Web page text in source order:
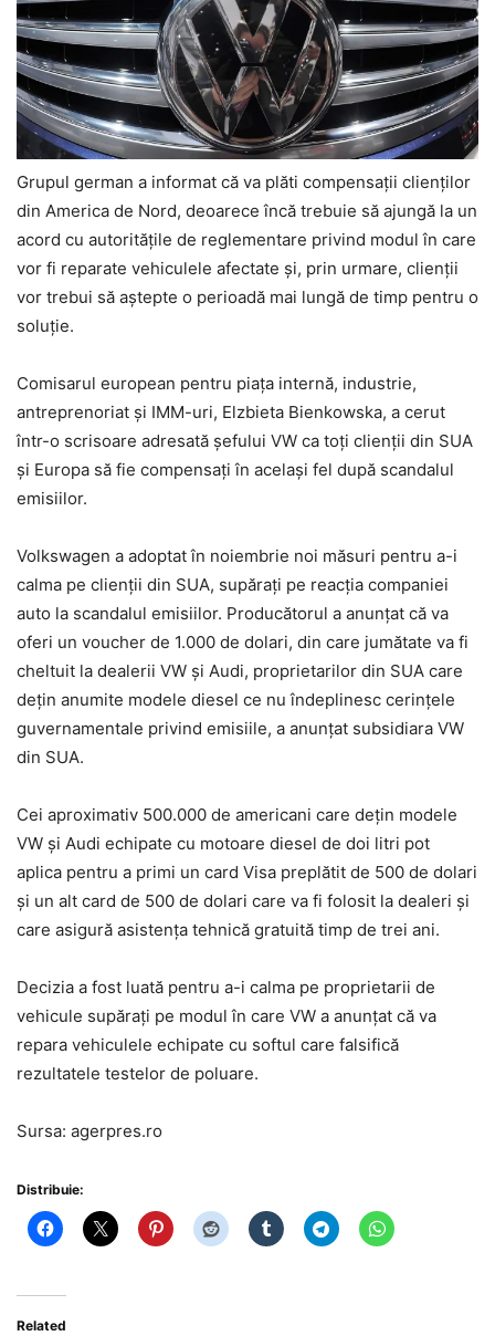
Grupul german a informat că va plăti compensații clienților
din America de Nord, deoarece încă trebuie să ajungă la un
acord cu autoritățile de reglementare privind modul în care
vor fi reparate vehiculele afectate și, prin urmare, clienții
vor trebui să aștepte o perioadă mai lungă de timp pentru o
soluție.
Comisarul european pentru piața internă, industrie,
antreprenoriat și IMM-uri, Elzbieta Bienkowska, a cerut
într-o scrisoare adresată șefului VW ca toți clienții din SUA
și Europa să fie compensați în același fel după scandalul
emisiilor.
Volkswagen a adoptat în noiembrie noi măsuri pentru a-i
calma pe clienții din SUA, supărați pe reacția companiei
auto la scandalul emisiilor. Producătorul a anunțat că va
oferi un voucher de 1.000 de dolari, din care jumătate va fi
cheltuit la dealerii VW și Audi, proprietarilor din SUA care
dețin anumite modele diesel ce nu îndeplinesc cerințele
guvernamentale privind emisiile, a anunțat subsidiara VW
din SUA.
Cei aproximativ 500.000 de americani care dețin modele
VW și Audi echipate cu motoare diesel de doi litri pot
aplica pentru a primi un card Visa preplătit de 500 de dolari
și un alt card de 500 de dolari care va fi folosit la dealeri și
care asigură asistența tehnică gratuită timp de trei ani.
Decizia a fost luată pentru a-i calma pe proprietarii de
vehicule supărați pe modul în care VW a anunțat că va
repara vehiculele echipate cu softul care falsifică
rezultatele testelor de poluare.
Sursa: agerpres.ro
Distribuie:
Related